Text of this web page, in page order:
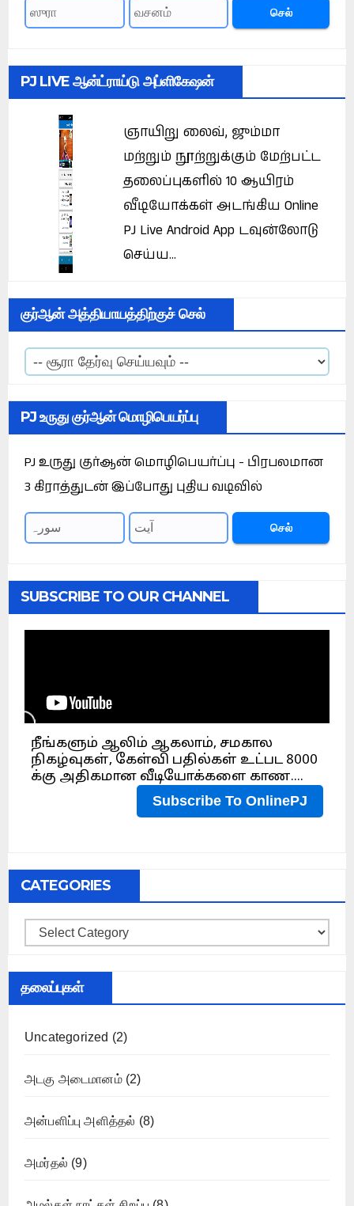
செல்
PJ LIVE ஆன்ட்ராய்டு அப்ளிகேஷன்
ஞாயிறு லைவ், ஜும்மா
மற்றும் நூற்றுக்கும் மேற்பட்ட
தலைப்புகளில் 10 ஆயிரம்
வீடியோக்கள் அடங்கிய Online
PJ Live Android App டவுன்லோடு
செய்ய...
குர்ஆன் அத்தியாயத்திற்குச் செல்
PJ உருது குர்ஆன் மொழிபெயர்ப்பு
PJ உருது குர்ஆன் மொழிபெயர்ப்பு - பிரபலமான
3 கிராத்துடன் இப்போது புதிய வடிவில்
செல்
SUBSCRIBE TO OUR CHANNEL
CATEGORIES
Categories
தலைப்புகள்
Uncategorized (2)
அடகு அடைமானம்(2)
அன்பளிப்பு அளித்தல் (8)
அமர்தல் (9)